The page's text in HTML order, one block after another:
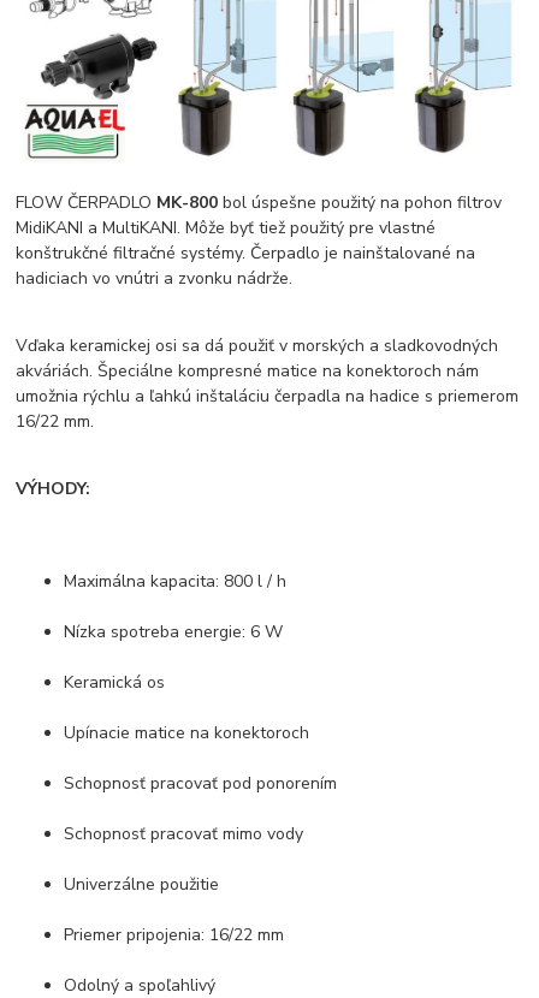
FLOW ČERPADLO MK-800bol úspešne použitý na pohon filtrov
MidiKANI a MultiKANI. Môže byť tiež použitý pre vlastné
konštrukčné filtračné systémy. Čerpadlo je nainštalované na
hadiciach vo vnútri a zvonku nádrže.
Vďaka keramickej osi sa dá použiť v morských a sladkovodných
akváriách. Špeciálne kompresné matice na konektoroch nám
umožnia rýchlu a ľahkú inštaláciu čerpadla na hadice s priemerom
16/22 mm.
VÝHODY:
Maximálna kapacita: 800 l / h
Nízka spotreba energie: 6 W
Keramická os
Upínacie matice na konektoroch
Schopnosť pracovať pod ponorením
Schopnosť pracovať mimo vody
Univerzálne použitie
Priemer pripojenia: 16/22 mm
Odolný a spoľahlivý